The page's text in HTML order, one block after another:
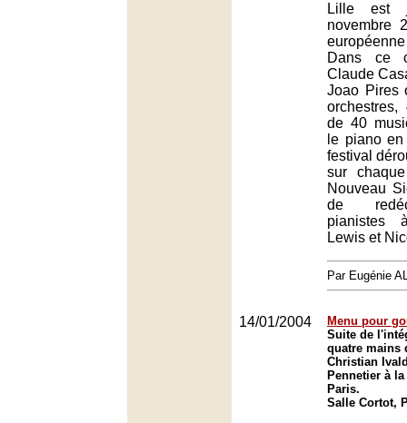
Lille est
novembre
Dans ce
Claude
Joao Pires
de 40
le piano
festival
sur
Nouveau
de
pianistes
Lewis et
Par Eugénie
14/01/2004
Menu pour
Suite de
quatre mains
Christian
Pennetier à
Paris.
Salle Cortot,